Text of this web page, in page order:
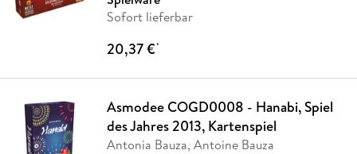
Sofort lieferbar
20,37 €*
Asmodee COGD0008 - Hanabi, Spiel
des Jahres 2013, Kartenspiel
Antonia Bauza, Antoine Bauza